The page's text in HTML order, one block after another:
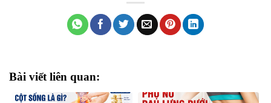
Bài viết liên quan: